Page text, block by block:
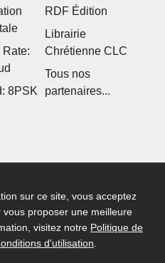
Rate:
8PSK
RDF Édition
Librairie
Chrétienne CLC
Tous nos
partenaires...
sur ce site, vous acceptez
vous proposer une meilleure
visitez notre Politique de
d'utilisation